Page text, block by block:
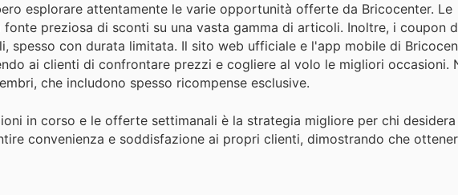
esplorare attentamente le varie opportunità offerte da Bricocenter. Le
preziosa di sconti su una vasta gamma di articoli. Inoltre, i coupon
spesso con durata limitata. Il sito web ufficiale e l'app mobile di
ai clienti di confrontare prezzi e cogliere al volo le migliori occasioni.
che includono spesso ricompense esclusive.
in corso e le offerte settimanali è la strategia migliore per chi desidera
convenienza e soddisfazione ai propri clienti, dimostrando che